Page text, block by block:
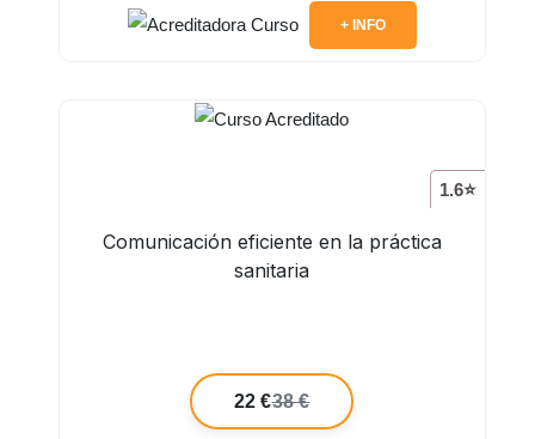
+ INFO
1.6⭐
Comunicación eficiente en la práctica
sanitaria
22 €38 €